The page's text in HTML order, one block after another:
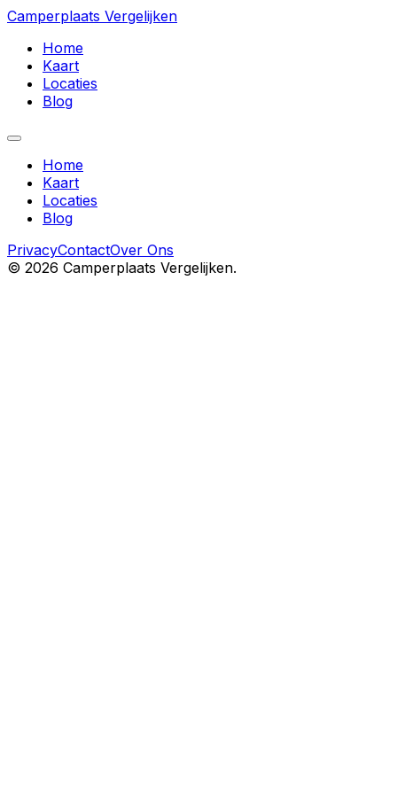
Camperplaats Vergelijken
Home
Kaart
Locaties
Blog
Home
Kaart
Locaties
Blog
PrivacyContactOver Ons
© 2026 Camperplaats Vergelijken.